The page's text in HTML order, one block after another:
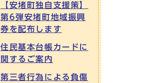
【安堵町独自支援策】
第6弾安堵町地域振興
券を配布します
住民基本台帳カードに
関するご案内
第三者行為による負傷